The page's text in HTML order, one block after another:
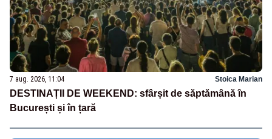
7 aug. 2026, 11:04 Stoica Marian
DESTINAȚII DE WEEKEND: sfârșit de săptămână în
București și în țară